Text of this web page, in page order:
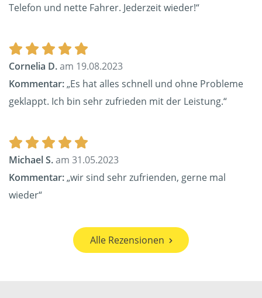
Telefon und nette Fahrer. Jederzeit wieder!“
Cornelia D.am 19.08.2023
Kommentar:„Es hat alles schnell und ohne Probleme
geklappt. Ich bin sehr zufrieden mit der Leistung.“
Michael S.am 31.05.2023
Kommentar:„wir sind sehr zufrienden, gerne mal
wieder“
Alle Rezensionen